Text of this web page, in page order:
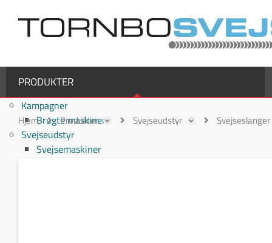
PRODUKTER
Kampagner
Brugte maskiner
Svejseudstyr
Svejsemaskiner
Hjem Produkter Svejseudstyr Svejseslanger